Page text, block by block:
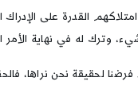
القدرة على
وترك له في نهاية الأمر
لحقيقة نحن نراها،